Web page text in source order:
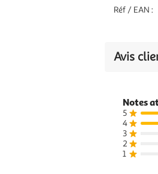
Réf / EAN :
Avis
Notes
5
4
3
2
1